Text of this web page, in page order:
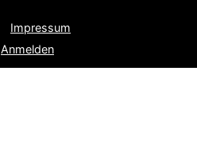
Impressum
Anmelden